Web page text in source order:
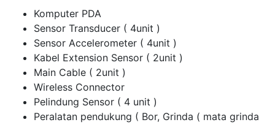
Komputer PDA
Sensor Transducer ( 4unit )
Sensor Accelerometer ( 4unit )
Kabel Extension Sensor ( 2unit )
Main Cable ( 2unit )
Wireless Connector
Pelindung Sensor ( 4 unit )
Peralatan pendukung ( Bor, Grinda ( mata grinda